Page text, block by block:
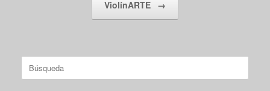
ViolínARTE →
Buscar: